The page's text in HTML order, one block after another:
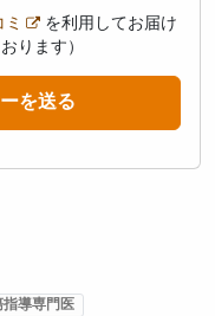
を利用してお届け
ります）
を送る
導専門医